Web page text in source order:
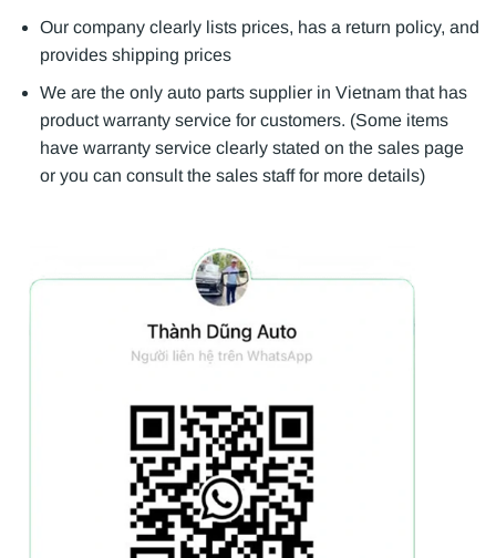
Our company clearly lists prices, has a return policy, and
provides shipping prices
We are the only auto parts supplier in Vietnam that has
product warranty service for customers. (Some items
have warranty service clearly stated on the sales page
or you can consult the sales staff for more details)